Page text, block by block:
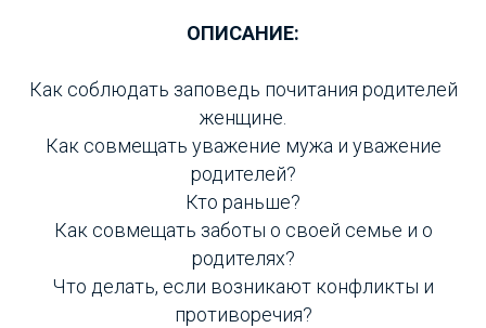
ОПИСАНИЕ:
Как соблюдать заповедь почитания родителей
женщине.
Как совмещать уважение мужа и уважение
родителей?
Кто раньше?
Как совмещать заботы о своей семье и о
родителях?
Что делать, если возникают конфликты и
противоречия?